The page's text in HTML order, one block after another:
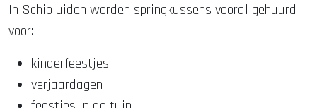
In Schipluiden worden springkussens vooral gehuurd
voor:
kinderfeestjes
verjaardagen